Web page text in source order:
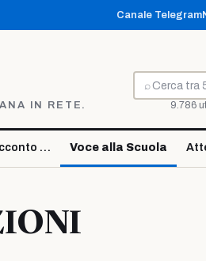
Canale Telegram
IN RETE.
⌕
Cerca
9.786
… Voce alla Scuola